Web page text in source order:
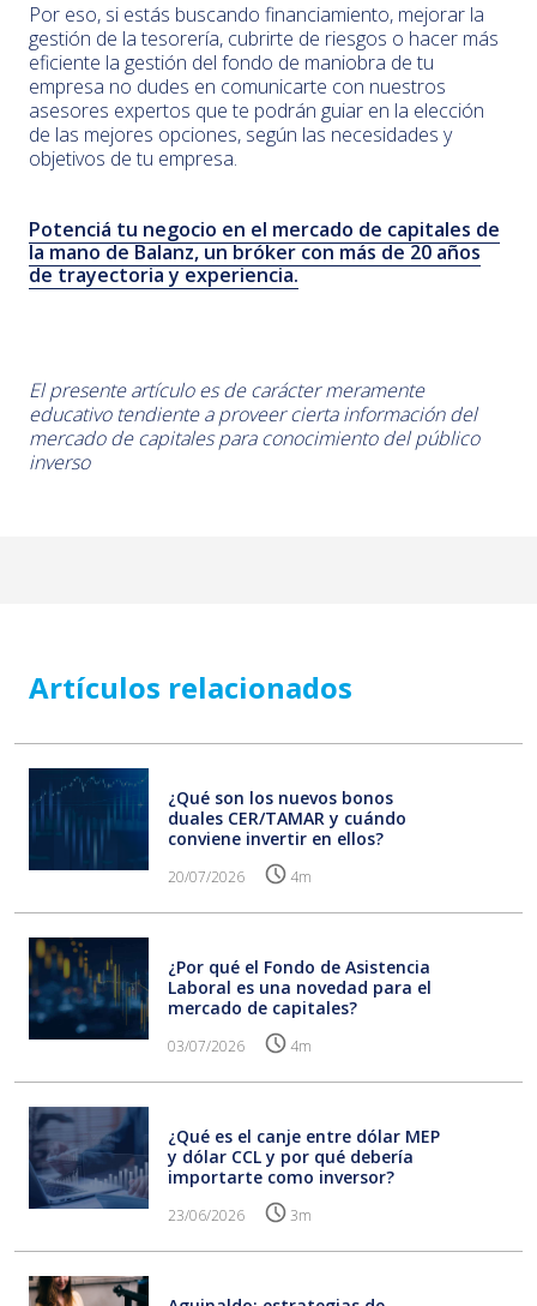
Por eso, si estás buscando financiamiento, mejorar la
gestión de la tesorería, cubrirte de riesgos o hacer más
eficiente la gestión del fondo de maniobra de tu
empresa no dudes en comunicarte con nuestros
asesores expertos que te podrán guiar en la elección
de las mejores opciones, según las necesidades y
objetivos de tu empresa.
Potenciá tu negocio en el mercado de capitales de
la mano de Balanz, un bróker con más de 20 años
de trayectoria y experiencia.
El presente artículo es de carácter meramente
educativo tendiente a proveer cierta información del
mercado de capitales para conocimiento del público
inverso
Artículos relacionados
¿Qué son los nuevos bonos
duales CER/TAMAR y cuándo
conviene invertir en ellos?
20/07/2026 4m
¿Por qué el Fondo de Asistencia
Laboral es una novedad para el
mercado de capitales?
03/07/2026 4m
¿Qué es el canje entre dólar MEP
y dólar CCL y por qué debería
importarte como inversor?
23/06/2026 3m